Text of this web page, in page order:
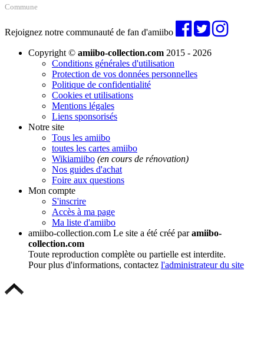
Commune
Rejoignez notre communauté de fan d'amiibo
Copyright © amiibo-collection.com 2015 - 2026
Conditions générales d'utilisation
Protection de vos données personnelles
Politique de confidentialité
Cookies et utilisations
Mentions légales
Liens sponsorisés
Notre site
Tous les amiibo
toutes les cartes amiibo
Wikiamiibo (en cours de rénovation)
Nos guides d'achat
Foire aux questions
Mon compte
S'inscrire
Accès à ma page
Ma liste d'amiibo
amiibo-collection.com Le site a été créé paramiibo-
collection.com
Toute reproduction complète ou partielle est interdite.
Pour plus d'informations, contactez l'administrateur du site